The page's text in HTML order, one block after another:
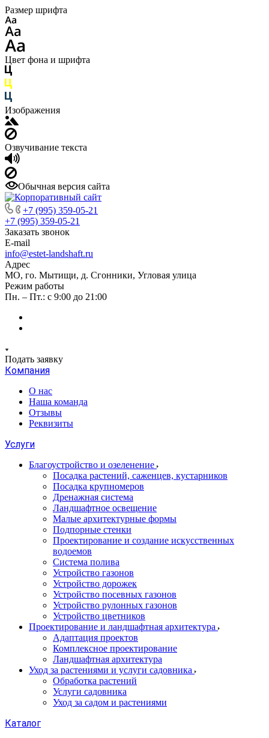
Размер шрифта
Цвет фона и шрифта
Изображения
Озвучивание текста
Обычная версия сайта
+7 (995) 359-05-21
+7 (995) 359-05-21
Заказать звонок
E-mail
info@estet-landshaft.ru
Адрес
МО, го. Мытищи, д. Сгонники, Угловая улица
Режим работы
Пн. – Пт.: с 9:00 до 21:00
Подать заявку
Компания
О нас
Наша команда
Отзывы
Реквизиты
Услуги
Благоустройство и озеленение
Посадка растений, саженцев, кустарников
Посадка крупномеров
Дренажная система
Ландшафтное освещение
Малые архитектурные формы
Подпорные стенки
Проектирование и создание искусственных
водоемов
Система полива
Устройство газонов
Устройство дорожек
Устройство посевных газонов
Устройство рулонных газонов
Устройство цветников
Проектирование и ландшафтная архитектура
Адаптация проектов
Комплексное проектирование
Ландшафтная архитектура
Уход за растениями и услуги садовника
Обработка растений
Услуги садовника
Уход за садом и растениями
Каталог